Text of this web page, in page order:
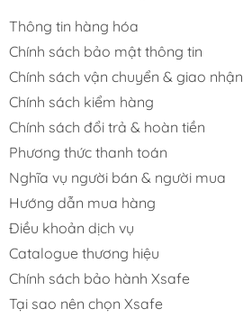
Thông tin hàng hóa
Chính sách bảo mật thông tin
Chính sách vận chuyển & giao nhận
Chính sách kiểm hàng
Chính sách đổi trả & hoàn tiền
Phương thức thanh toán
Nghĩa vụ người bán & người mua
Hướng dẫn mua hàng
Điều khoản dịch vụ
Catalogue thương hiệu
Chính sách bảo hành Xsafe
Tại sao nên chọn Xsafe